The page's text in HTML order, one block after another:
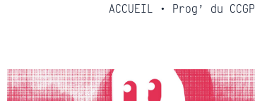
ACCUEIL • Prog’ du CCGP